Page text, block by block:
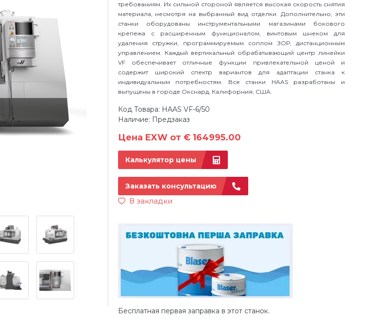
требованиям. Их сильной стороной является высокая скорость снятия
материала, несмотря на выбранный вид отделки. Дополнительно, эти
станки оборудованы инструментальными магазинами бокового
крепежа с расширенным функционалом, винтовым шнеком для
удаления стружки, программируемым соплом ЗОР, дистанционным
управлением. Каждый вертикальный обрабатывающий центр линейки
VF обеспечивает отличные функции привлекательной ценой и
содержит широкий спектр вариантов для адаптации станка к
индивидуальным потребностям. Все станки HAAS разработаны и
выпущены в городе Окснард, Калифорния, США.
Код Товара: HAAS VF-6/50
Наличие: Предзаказ
Цена EXW от € 164995.00
Калькулятор цены
Заказать консультацию
В закладки
Бесплатная первая заправка в этот станок.